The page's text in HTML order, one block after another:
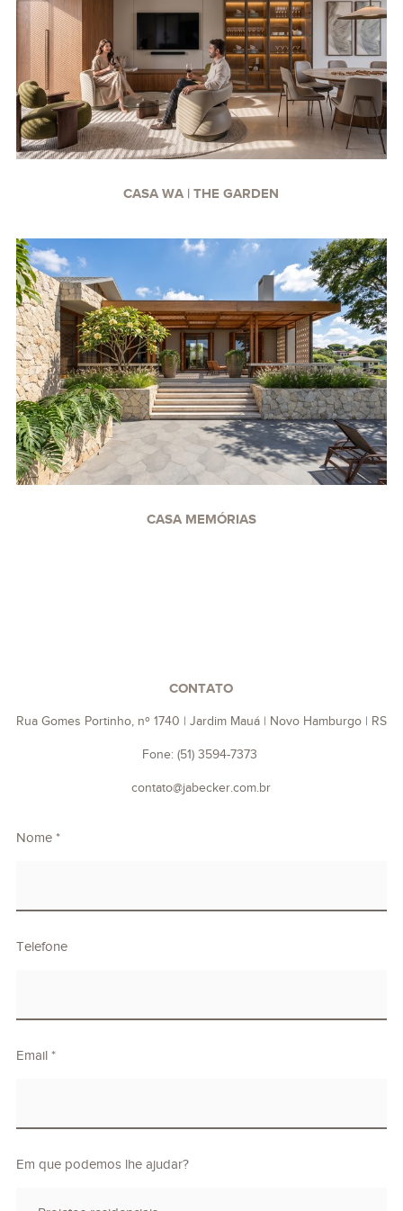
CASA WA | THE GARDEN
CASA MEMÓRIAS
CONTATO
Rua Gomes Portinho, nº 1740 | Jardim Mauá | Novo Hamburgo | RS
Fone: (51) 3594-7373
contato@jabecker.com.br
Nome *
Telefone
Email *
Em que podemos lhe ajudar?